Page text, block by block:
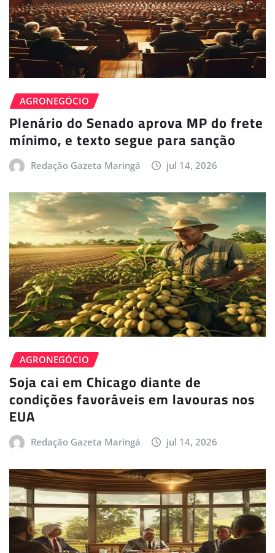
AGRONEGÓCIO
Plenário do Senado aprova MP do frete
mínimo, e texto segue para sanção
Redação Gazeta Maringá jul 14, 2026
AGRONEGÓCIO
Soja cai em Chicago diante de
condições favoráveis em lavouras nos
EUA
Redação Gazeta Maringá jul 14, 2026